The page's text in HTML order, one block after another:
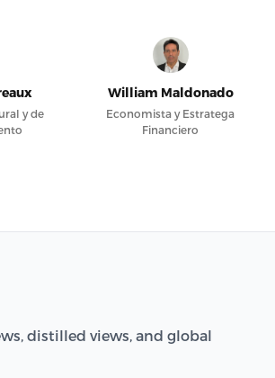
y de
William Maldonado
Economista y Estratega
Financiero
distilled views, and global